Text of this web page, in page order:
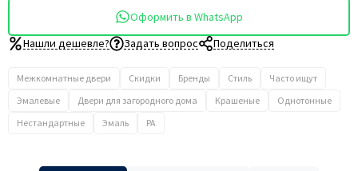
Оформить в WhatsApp
Нашли дешевле?
Задать вопрос Поделиться
Межкомнатные двери Скидки Бренды Стиль
Часто ищут
Эмалевые
Двери для загородного дома Крашеные
Однотонные
Нестандартные
Эмаль PA